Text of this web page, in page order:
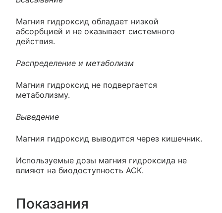
Магния гидроксид обладает низкой
абсорбцией и не оказывает системного
действия.
Распределение и метаболизм
Магния гидроксид не подвергается
метаболизму.
Выведение
Магния гидроксид выводится через кишечник.
Используемые дозы магния гидроксида не
влияют на биодоступность АСК.
Показания